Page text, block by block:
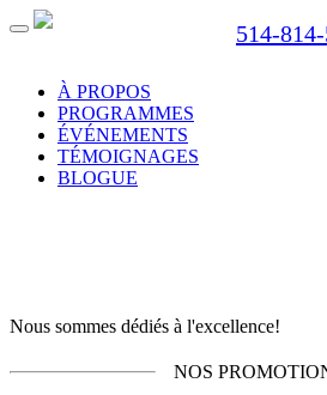
514-
Toggle
À PROPOS
PROGRAMMES
ÉVÉNEMENTS
TÉMOIGNAGES
BLOGUE
Nous sommes dédiés à l'excellence!
NOS